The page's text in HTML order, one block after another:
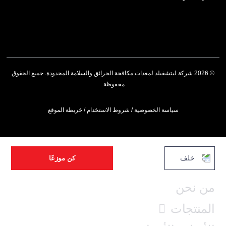
© 2026 شركة ليتشفيلد لمعدات مكافحة الحرائق والسلامة المحدودة. جميع الحقوق
محفوظة.
سياسة الخصوصية/ شروط الاستخدام /خريطة الموقع
خلف كن موزعًا
من نحن
المنتجات